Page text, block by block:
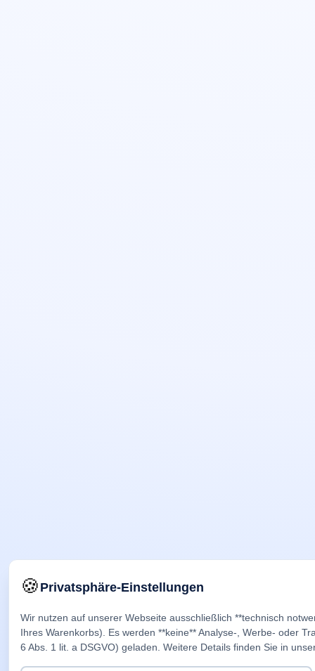
🍪Privatsphäre-Einstellungen
Wir nutzen auf unserer Webseite ausschließlich **technisch
Ihres Warenkorbs). Es werden **keine** Analyse-, Werbe- oder
6 Abs. 1 lit. a DSGVO) geladen. Weitere Details finden Sie in